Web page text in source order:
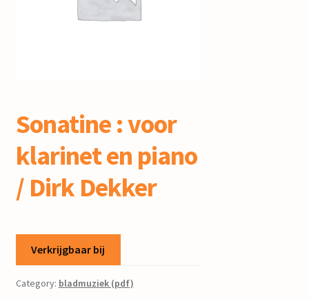
Sonatine : voor
klarinet en piano
/ Dirk Dekker
Verkrijgbaar bij
Category: bladmuziek (pdf)